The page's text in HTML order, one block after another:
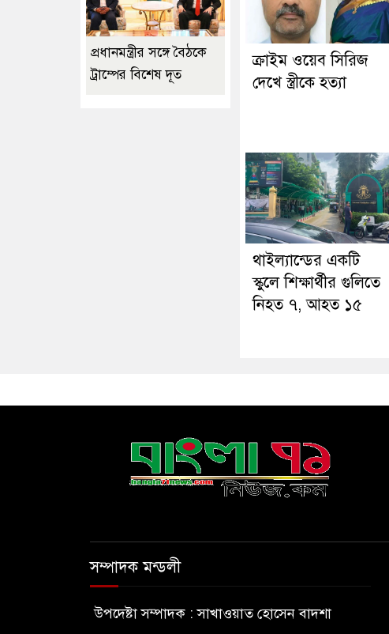
ক্রাইম ওয়েব সিরিজ
দেখে স্ত্রীকে হত্যা
থাইল্যান্ডের একটি
স্কুলে শিক্ষার্থীর গুলিতে
নিহত ৭, আহত ১৫
প্রধানমন্ত্রীর সঙ্গে বৈঠকে
ট্রাম্পের বিশেষ দূত
সম্পাদক মন্ডলী
উপদেষ্টা সম্পাদক : সাখাওয়াত হোসেন বাদশা